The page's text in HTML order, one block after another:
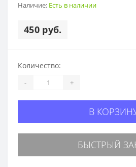
Наличие: Есть в наличии
450 руб.
Количество:
- +
В
БЫСТРЫЙ